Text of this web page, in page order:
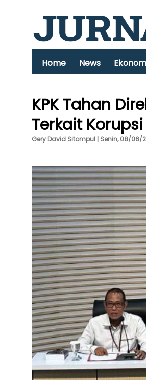
Home News
KPK Tahan
Terkait
Gery David Sitompul | Senin, 08/06/